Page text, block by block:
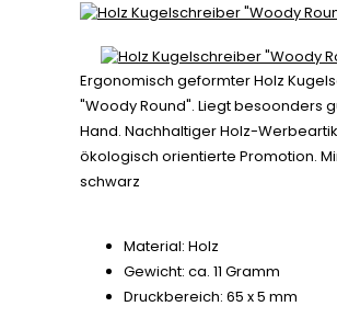
Ergonomisch geformter Holz
"Woody Round". Liegt besoonders
Hand. Nachhaltiger Holz-
ökologisch orientierte Promotion.
schwarz
Material: Holz
Gewicht: ca. 11 Gramm
Druckbereich: 65 x 5 mm